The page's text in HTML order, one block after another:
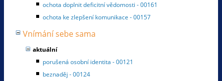
ochota doplnit deficitní vědomosti - 00161
ochota ke zlepšení komunikace - 00157
Vnímání sebe sama
aktuální
porušená osobní identita - 00121
beznaděj - 00124